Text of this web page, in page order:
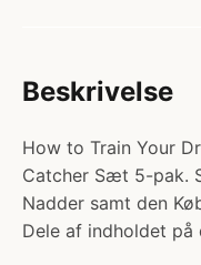
Beskrivelse
How to Train Your
Catcher Sæt 5-pak.
Nadder samt den
Dele af indholdet